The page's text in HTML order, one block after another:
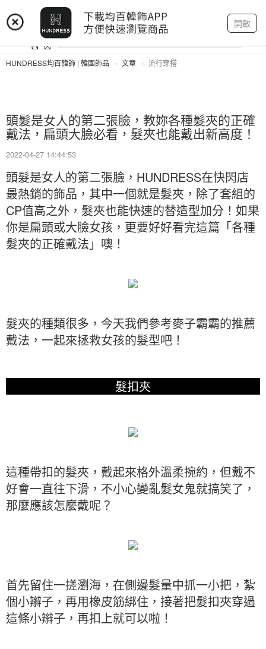
開啟
登入 註冊 我的帳戶
HUNDRESS均百韓飾 | 韓國飾品 文章 流行穿搭
頭髮是女人的第二張臉，教妳各種髮夾的正確
戴法，扁頭大臉必看，髮夾也能戴出新高度！
2022-04-27 14:44:53
頭髮是女人的第二張臉，HUNDRESS在快閃店
最熱銷的飾品，其中一個就是髮夾，除了套組的
CP值高之外，髮夾也能快速的替造型加分！如果
你是扁頭或大臉女孩，更要好好看完這篇「各種
髮夾的正確戴法」噢！
髮夾的種類很多，今天我們參考麥子霸霸的推薦
戴法，一起來拯救女孩的髮型吧！
髮扣夾
這種帶扣的髮夾，戴起來格外溫柔捥約，但戴不
好會一直往下滑，不小心變亂髮女鬼就搞笑了，
那麼應該怎麼戴呢？
首先留住一搓瀏海，在側邊髮量中抓一小把，紮
個小辮子，再用橡皮筋綁住，接著把髮扣夾穿過
這條小辮子，再扣上就可以啦！